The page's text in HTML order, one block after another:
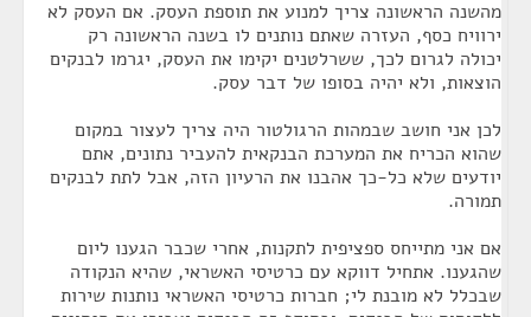
מהשנה הראשונה צריך למנוע את תוספת העסק. אם העסק לא
ירוויח כסף, העזרה שאתם נותנים לו בשנה הראשונה רק
יכולה לגרום לכך, ששרלטנים יקימו את העסק, יגרמו לבנקים
הוצאות, ולא יהיה בסופו של דבר עסק.
לכן אני חושב שבמהות הרגולטור היה צריך לעצור במקום
שהוא הכריח את המערכת הבנקאית להעביר נתונים, אתם
יודעים שלא כל-כך אהבנו את הרעיון הזה, אבל לתת לבנקים
תמורה.
אם אני מתייחס ספציפית לתקנות, אחרי שכבר הגענו ליום
שהגענו. אתחיל דווקא עם כרטיסי האשראי, שהיא הנקודה
שבכלל לא מובנת לי; חברות כרטיסי האשראי נותנות שירות